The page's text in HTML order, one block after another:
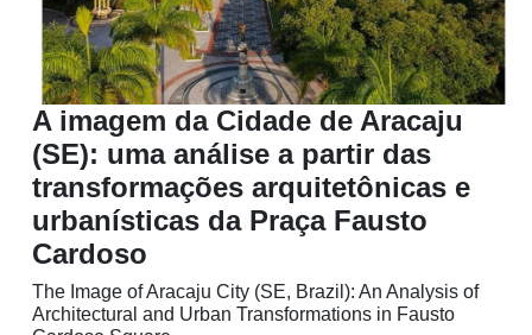
A imagem da Cidade de Aracaju
(SE): uma análise a partir das
transformações arquitetônicas e
urbanísticas da Praça Fausto
Cardoso
The Image of Aracaju City (SE, Brazil): An Analysis of
Architectural and Urban Transformations in Fausto